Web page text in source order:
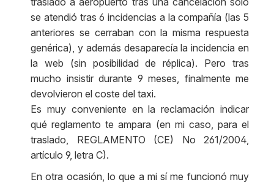
se atendió tras 6 incidencias a la compañía (las 5
anteriores se cerraban con la misma respuesta
genérica), y además desaparecía la incidencia en
la web (sin posibilidad de réplica). Pero tras
mucho insistir durante 9 meses, finalmente me
devolvieron el coste del taxi.
Es muy conveniente en la reclamación indicar
qué reglamento te ampara (en mi caso, para el
traslado, REGLAMENTO (CE) No 261/2004,
artículo 9, letra C).
En otra ocasión, lo que a mi sí me funcionó muy